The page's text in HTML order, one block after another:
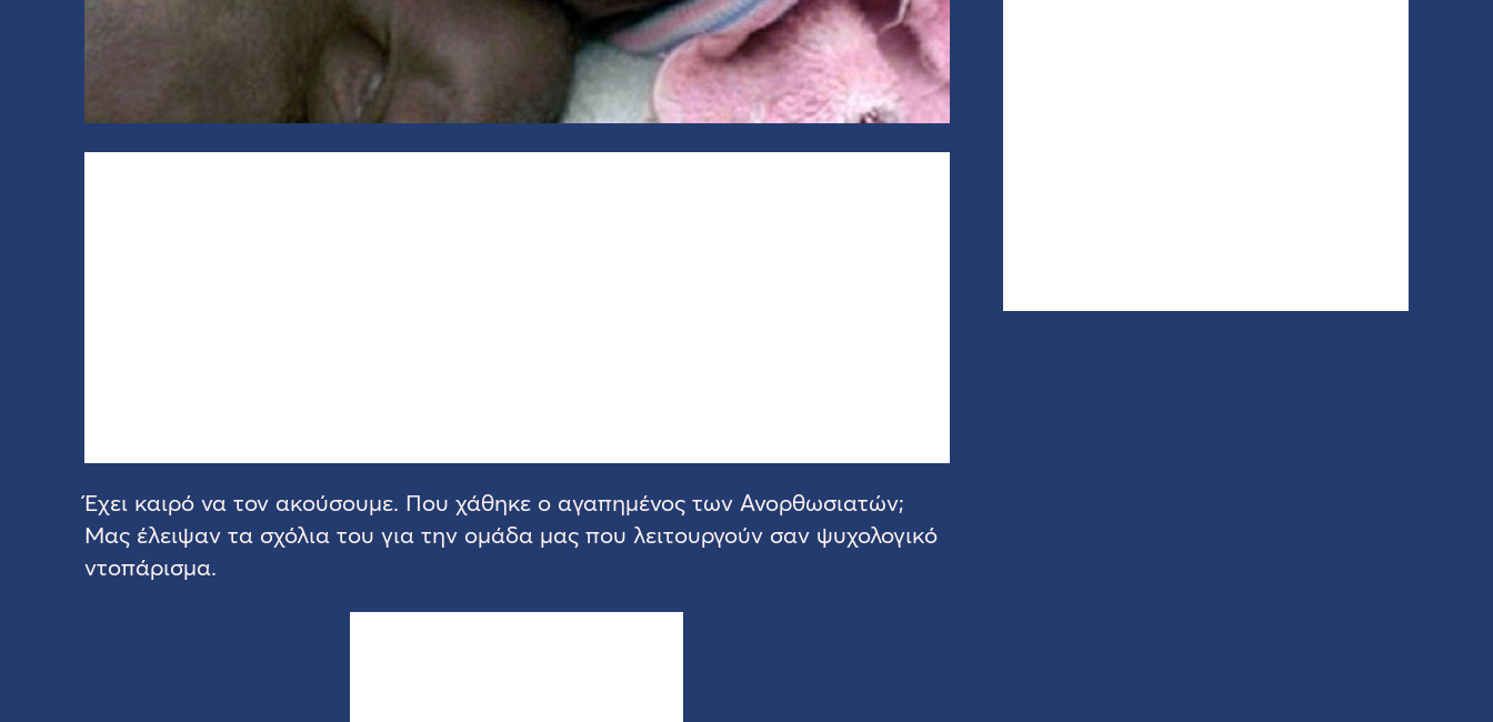
Έχει καιρό να τον ακούσουμε. Που χάθηκε ο αγαπημένος των Ανορθωσιατών;
Μας έλειψαν τα σχόλια του για την ομάδα μας που λειτουργούν σαν ψυχολογικό
ντοπάρισμα.